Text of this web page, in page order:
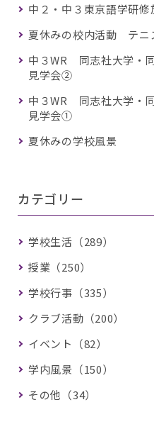
中２・中３東京語学研修
夏休みの校内活動 テニ
中３WR 同志社大学・
見学会②
中３WR 同志社大学・
見学会①
夏休みの学校風景
カテゴリー
学校生活（289）
授業（250）
学校行事（335）
クラブ活動（200）
イベント（82）
学内風景（150）
その他（34）